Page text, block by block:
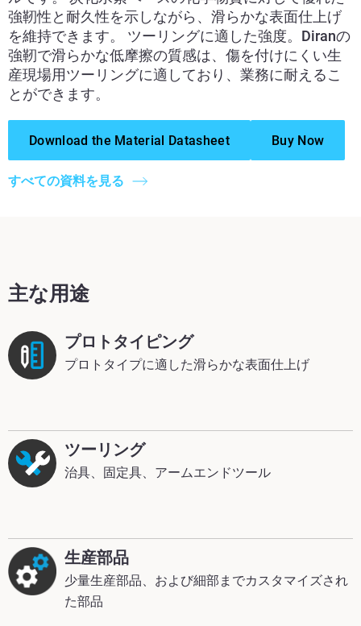
強靭性と耐久性を示しながら、滑らかな表面仕上げ
を維持できます。 ツーリングに適した強度。Diranの
強靭で滑らかな低摩擦の質感は、傷を付けにくい生
産現場用ツーリングに適しており、業務に耐えるこ
とができます。
Download the Material Datasheet Buy Now
すべての資料を見る
主な用途
プロトタイピング
プロトタイプに適した滑らかな表面仕上げ
ツーリング
治具、固定具、アームエンドツール
生産部品
少量生産部品、および細部までカスタマイズされ
た部品